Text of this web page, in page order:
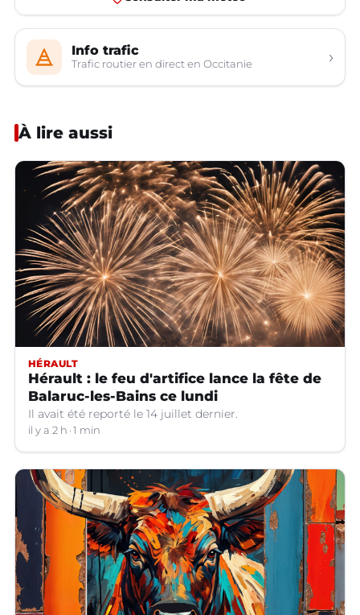
Info trafic
Trafic routier en direct en Occitanie ›
À lire aussi
HÉRAULT
Hérault : le feu d'artifice lance la fête de
Balaruc-les-Bains ce lundi
Il avait été reporté le 14 juillet dernier.
il y a 2 h 1 min